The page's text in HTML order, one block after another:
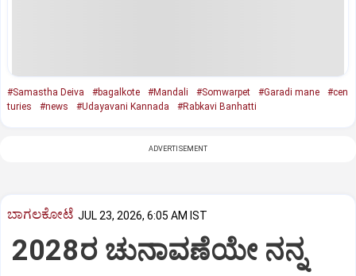
#Samastha Deiva #bagalkote #Mandali #Somwarpet #Garadi mane
#cen
turies
#news #Udayavani Kannada #Rabkavi Banhatti
ADVERTISEMENT
ಬಾಗಲಕೋಟೆ JUL 23, 2026, 6:05 AM IST
2028ರ ಚುನಾವಣೆಯೇ ನನ್ನ